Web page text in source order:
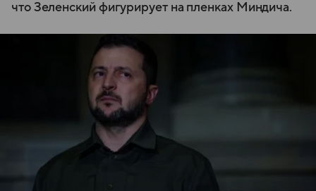
что Зеленский фигурирует на пленках Миндича.